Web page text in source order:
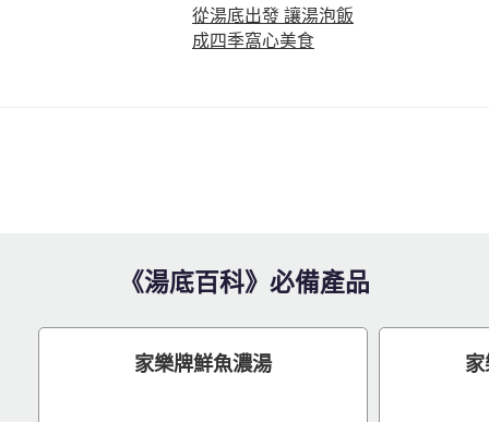
從湯底出發 讓湯泡飯
成四季窩心美食
《湯底百科》必備產品
家樂牌鮮魚濃湯